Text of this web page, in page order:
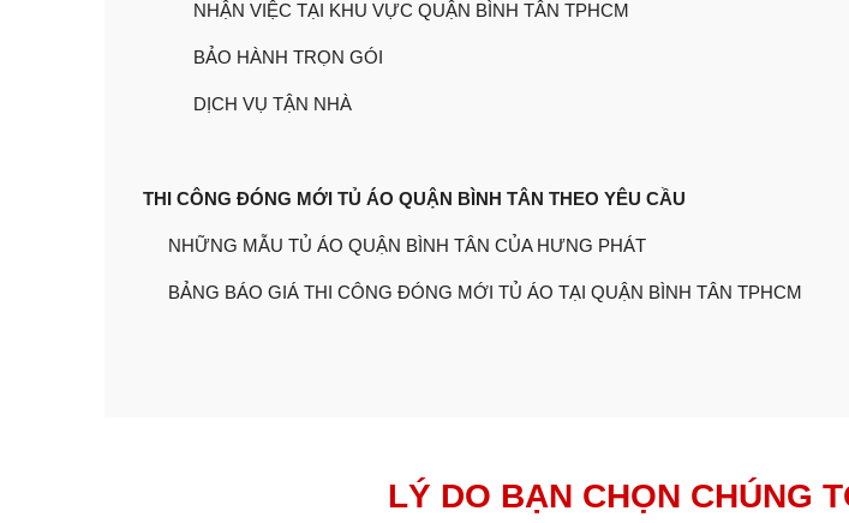
NHẬN VIỆC TẠI KHU VỰC QUẬN BÌNH TÂN TPHCM
BẢO HÀNH TRỌN GÓI
DỊCH VỤ TẬN NHÀ
THI CÔNG ĐÓNG MỚI TỦ ÁO QUẬN BÌNH TÂN THEO YÊU CẦU
NHỮNG MẪU TỦ ÁO QUẬN BÌNH TÂN CỦA HƯNG PHÁT
BẢNG BÁO GIÁ THI CÔNG ĐÓNG MỚI TỦ ÁO TẠI QUẬN BÌNH TÂN TPHCM
LÝ DO BẠN CHỌN CHÚNG